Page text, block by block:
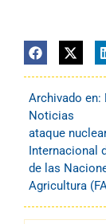
Archivado en:
Noticias
ataque nuclear
Internacional
de las
Agricultura